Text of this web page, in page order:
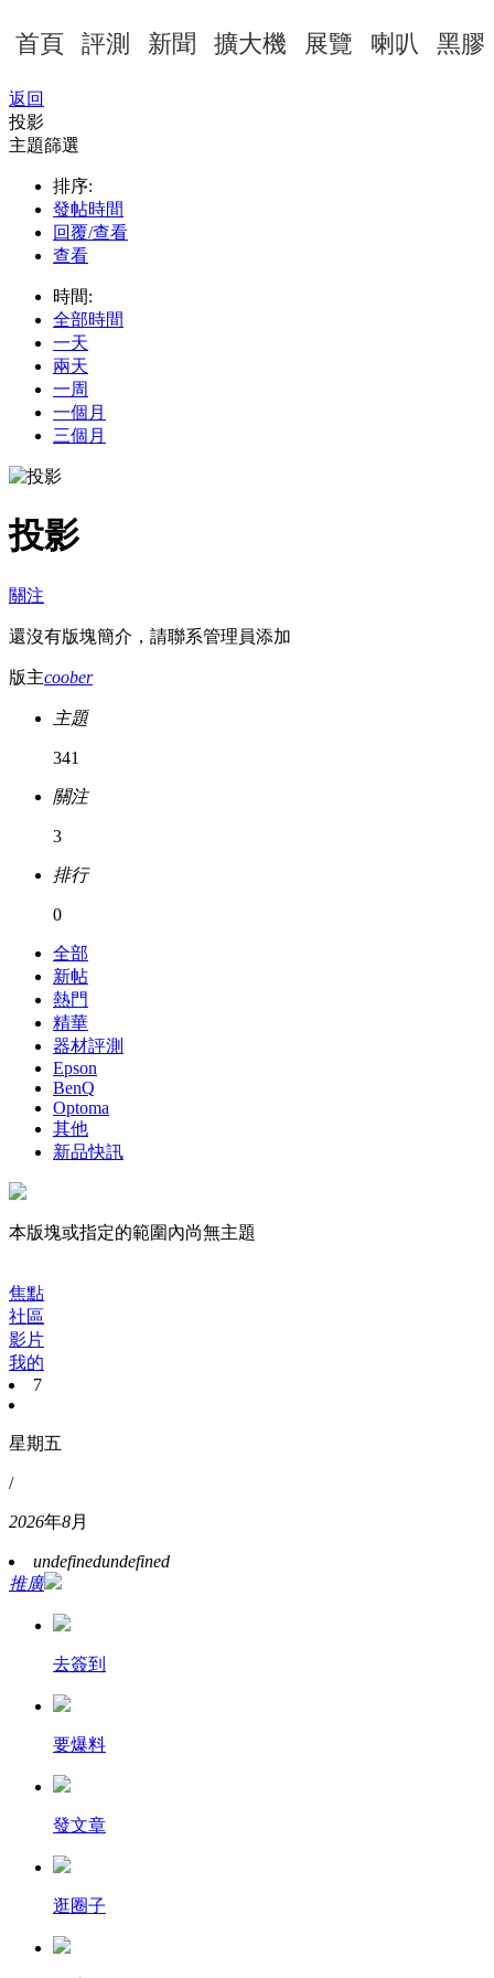
首頁 評測 新聞 擴大機 展覽 喇叭 黑膠
返回
投影
主題篩選
排序:
發帖時間
回覆/查看
查看
時間:
全部時間
一天
兩天
一周
一個月
三個月
投影
關注
還沒有版塊簡介，請聯系管理員添加
版主coober
主題
341
關注
3
排行
0
全部
新帖
熱門
精華
器材評測
Epson
BenQ
Optoma
其他
新品快訊
本版塊或指定的範圍內尚無主題
焦點
社區
影片
我的
7
星期五
/
2026年8月
undefinedundefined
推廣
去簽到
要爆料
發文章
逛圈子